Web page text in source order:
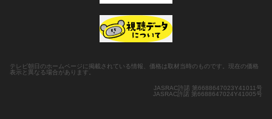
テレビ朝日のホームページに掲載されている情報、価格は取材当時のものです。現在の価格
表示と異なる場合があります。
JASRAC許諾 第6688647023Y41011号
JASRAC許諾 第6688647024Y41005号